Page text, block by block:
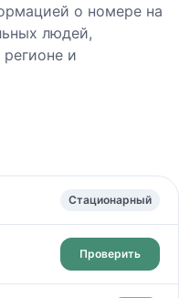
о номере на
людей,
и
Стационарный
Проверить